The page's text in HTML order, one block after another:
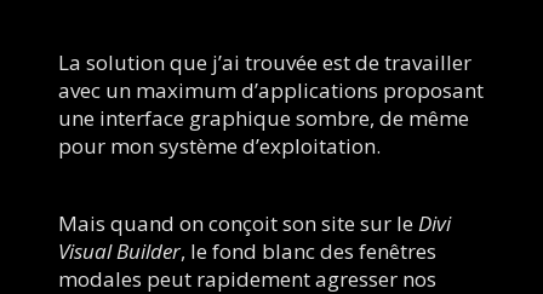
La solution que j’ai trouvée est de travailler
avec un maximum d’applications proposant
une interface graphique sombre, de même
pour mon système d’exploitation.
Mais quand on conçoit son site sur le Divi
Visual Builder, le fond blanc des fenêtres
modales peut rapidement agresser nos